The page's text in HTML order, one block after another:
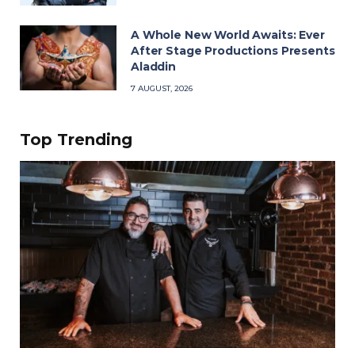
A Whole New World Awaits: Ever
After Stage Productions Presents
Aladdin
7 AUGUST, 2026
Top Trending